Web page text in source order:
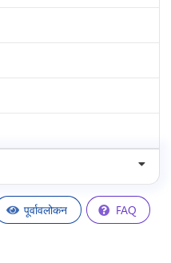
पूर्वावलोकन FAQ